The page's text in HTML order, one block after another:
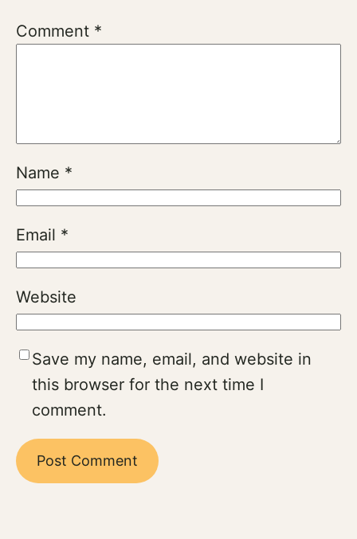
Comment *
Name *
Email *
Website
Save my name, email, and website in
this browser for the next time I
comment.